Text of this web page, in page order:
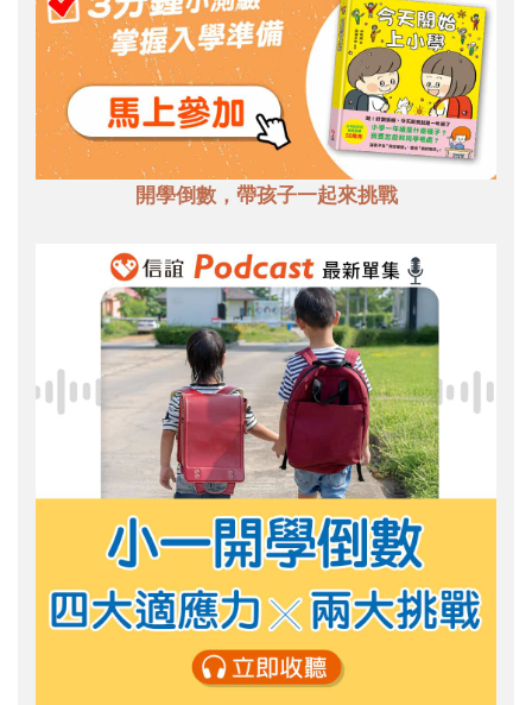
開學倒數，帶孩子一起來挑戰